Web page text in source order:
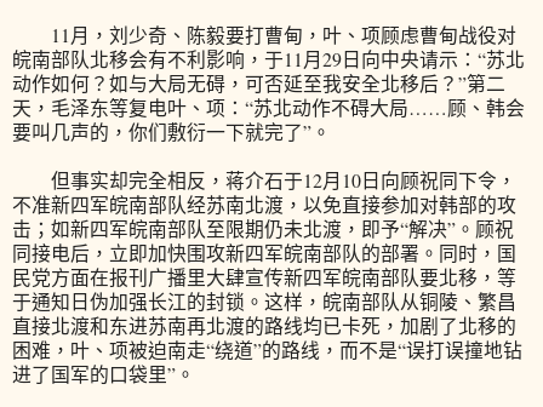
11月，刘少奇、陈毅要打曹甸，叶、项顾虑曹甸战役对
皖南部队北移会有不利影响，于11月29日向中央请示：“苏北
动作如何？如与大局无碍，可否延至我安全北移后？”第二
天，毛泽东等复电叶、项：“苏北动作不碍大局……顾、韩会
要叫几声的，你们敷衍一下就完了”。
但事实却完全相反，蒋介石于12月10日向顾祝同下令，
不准新四军皖南部队经苏南北渡，以免直接参加对韩部的攻
击；如新四军皖南部队至限期仍未北渡，即予“解决”。顾祝
同接电后，立即加快围攻新四军皖南部队的部署。同时，国
民党方面在报刊广播里大肆宣传新四军皖南部队要北移，等
于通知日伪加强长江的封锁。这样，皖南部队从铜陵、繁昌
直接北渡和东进苏南再北渡的路线均已卡死，加剧了北移的
困难，叶、项被迫南走“绕道”的路线，而不是“误打误撞地钻
进了国军的口袋里”。